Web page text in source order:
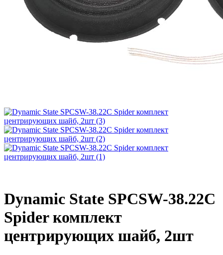
Dynamic State SPCSW-38.22C
Spider комплект
центрирующих шайб, 2шт